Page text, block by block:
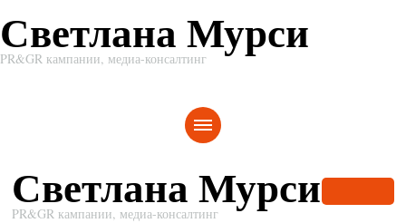
Светлана Мурси
PR&GR кампании, медиа-консалтинг
Светлана Мурси
PR&GR кампании, медиа-консалтинг